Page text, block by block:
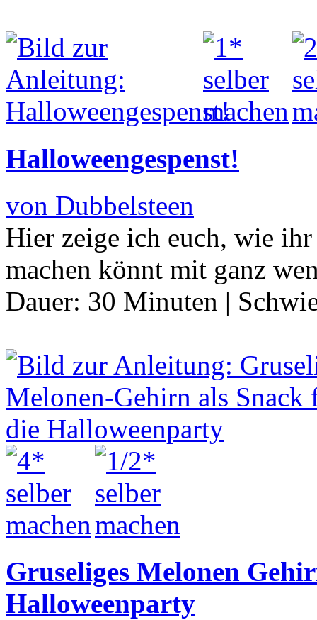
Halloweengespenst!
von Dubbelsteen
Hier zeige ich euch, wie
machen könnt mit ganz
Dauer: 30 Minuten |
Gruseliges Melonen
Halloweenparty